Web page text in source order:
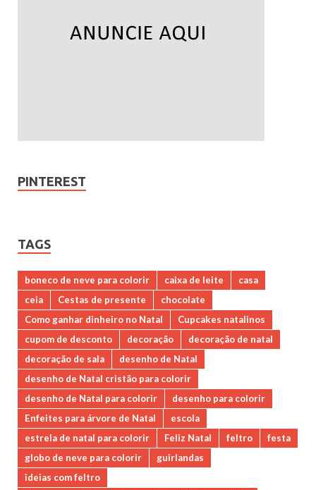
PINTEREST
TAGS
boneco de neve para colorir caixa de leite
casa
ceia
Cestas de presente
chocolate
Como ganhar dinheiro no Natal
Cupcakes natalinos
cupom de desconto
decoração
decoração de natal
decoração de sala
desenho de Natal
desenho de Natal cristão para colorir
desenho de Natal para colorir
desenho para colorir
Enfeites para árvore de Natal
escola
estrela de natal para colorir
Feliz Natal feltro
festa
globo de neve para colorir
guirlandas
ideias com feltro